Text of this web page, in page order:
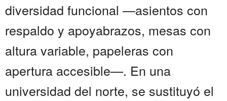
diversidad funcional —asientos con
respaldo y apoyabrazos, mesas con
altura variable, papeleras con
apertura accesible—. En una
universidad del norte, se sustituyó el